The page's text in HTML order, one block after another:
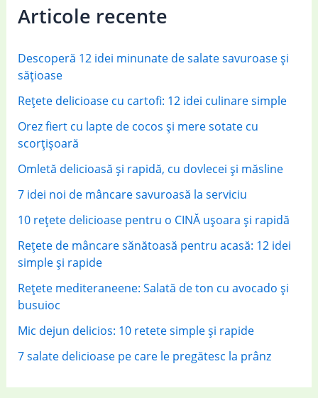
h
o
r
Articole recente
Descoperă 12 idei minunate de salate savuroase și
sățioase
Rețete delicioase cu cartofi: 12 idei culinare simple
Orez fiert cu lapte de cocos și mere sotate cu
scorțișoară
Omletă delicioasă și rapidă, cu dovlecei și măsline
7 idei noi de mâncare savuroasă la serviciu
10 rețete delicioase pentru o CINĂ ușoara și rapidă
Rețete de mâncare sănătoasă pentru acasă: 12 idei
simple și rapide
Rețete mediteraneene: Salată de ton cu avocado și
busuioc
Mic dejun delicios: 10 retete simple și rapide
7 salate delicioase pe care le pregătesc la prânz